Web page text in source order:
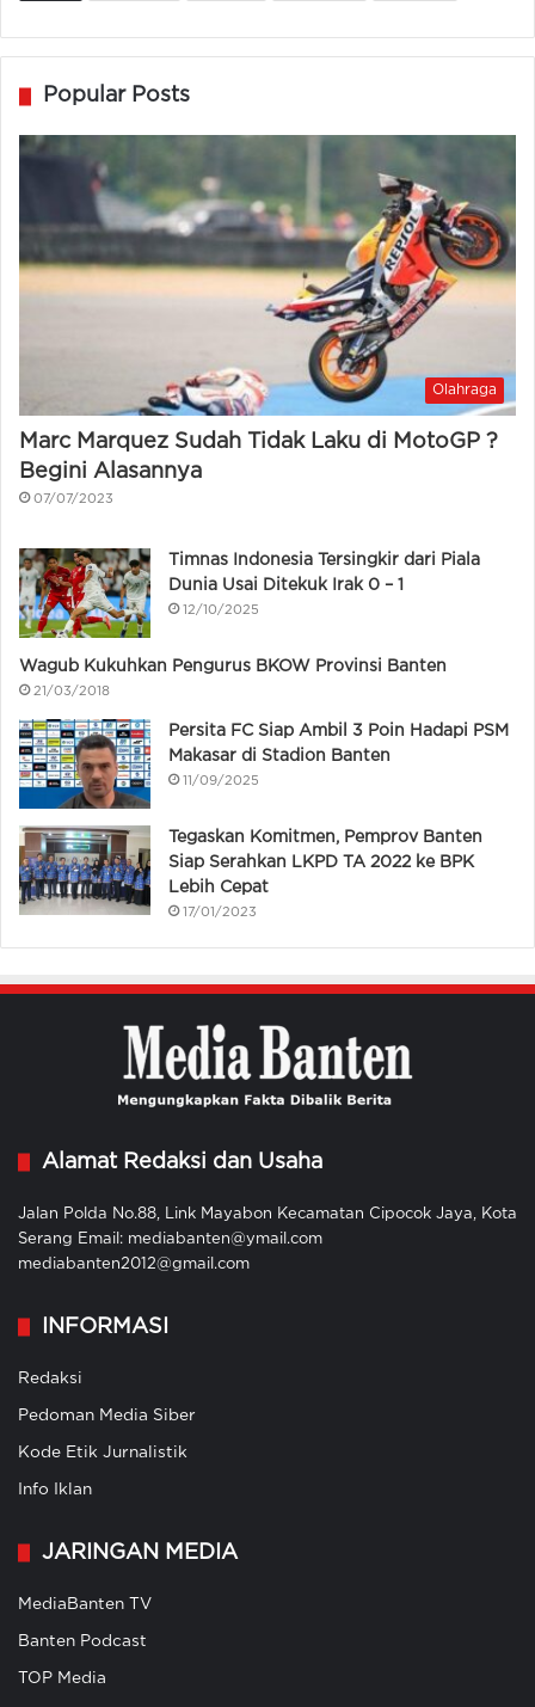
Popular Posts
Olahraga
Marc Marquez Sudah Tidak Laku di MotoGP ?
Begini Alasannya
07/07/2023
Timnas Indonesia Tersingkir dari Piala
Dunia Usai Ditekuk Irak 0 – 1
12/10/2025
Wagub Kukuhkan Pengurus BKOW Provinsi Banten
21/03/2018
Persita FC Siap Ambil 3 Poin Hadapi PSM
Makasar di Stadion Banten
11/09/2025
Tegaskan Komitmen, Pemprov Banten
Siap Serahkan LKPD TA 2022 ke BPK
Lebih Cepat
17/01/2023
Alamat Redaksi dan Usaha
Jalan Polda No.88, Link Mayabon Kecamatan Cipocok Jaya, Kota
Serang Email: mediabanten@ymail.com
mediabanten2012@gmail.com
INFORMASI
Redaksi
Pedoman Media Siber
Kode Etik Jurnalistik
Info Iklan
JARINGAN MEDIA
MediaBanten TV
Banten Podcast
TOP Media